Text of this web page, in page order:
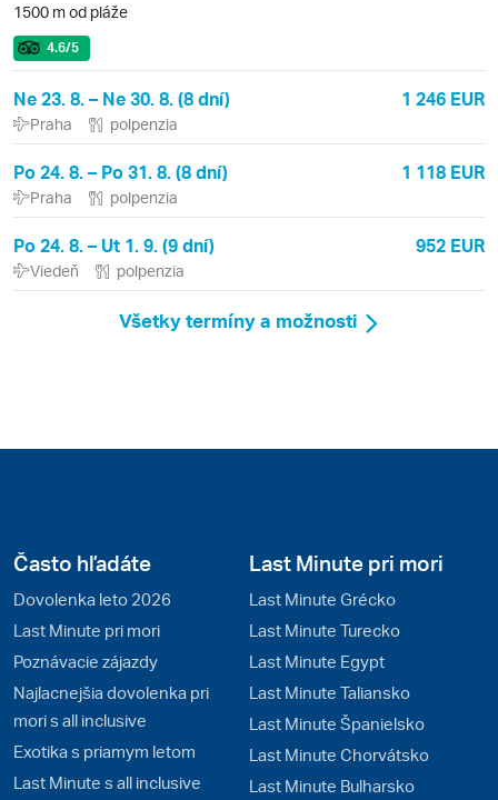
1500 m od pláže
4.6/5
Ne 23. 8. – Ne 30. 8. (8 dní) 1 246 EUR
Praha polpenzia
Po 24. 8. – Po 31. 8. (8 dní) 1 118 EUR
Praha polpenzia
Po 24. 8. – Ut 1. 9. (9 dní) 952 EUR
Viedeň polpenzia
Všetky termíny a možnosti
Často hľadáte
Dovolenka leto 2026
Last Minute pri mori
Poznávacie zájazdy
Najlacnejšia dovolenka pri
mori s all inclusive
Exotika s priamym letom
Last Minute s all inclusive
Last Minute pri mori
Last Minute Grécko
Last Minute Turecko
Last Minute Egypt
Last Minute Taliansko
Last Minute Španielsko
Last Minute Chorvátsko
Last Minute Bulharsko